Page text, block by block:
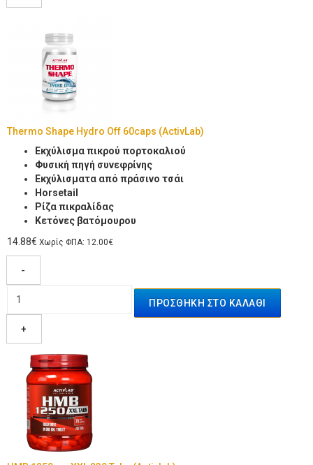
Thermo Shape Hydro Off 60caps (ActivLab)
Εκχύλισμα πικρού πορτοκαλιού
Φυσική πηγή συνεφρίνης
Εκχύλισματα από πράσινο τσάι
Ηorsetail
Ρίζα πικραλίδας
Κετόνες βατόμουρου
14.88€ Χωρίς ΦΠΑ: 12.00€
-
+